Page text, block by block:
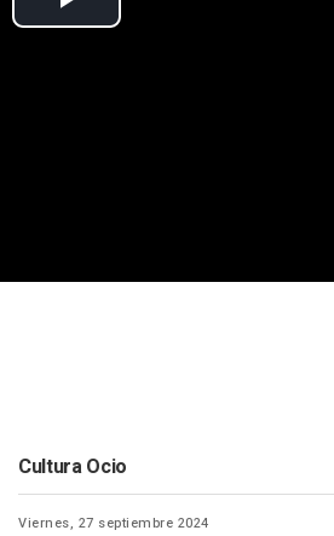
Cultura Ocio
Viernes, 27 septiembre 2024